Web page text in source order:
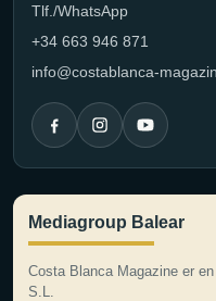
Tlf./WhatsApp
+34 663 946 871
info@costablanca-
Mediagroup Balear
Costa Blanca Magazine er
S.L.